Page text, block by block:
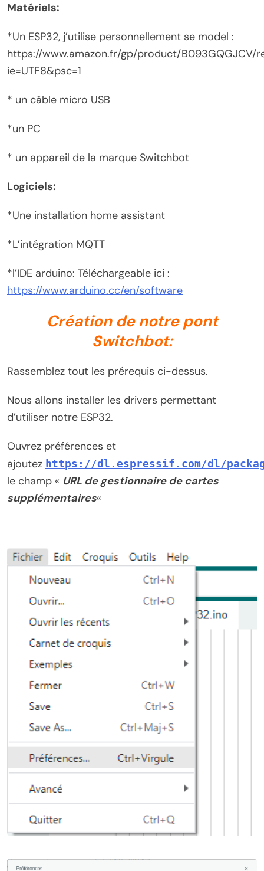
Matériels:
*Un ESP32, j’utilise personnellement se model :
https://www.amazon.fr/gp/product/
ie=UTF8&psc=1
* un câble micro USB
*un PC
* un appareil de la marque Switchbot
Logiciels:
*Une installation home assistant
*L’intégration MQTT
*l’IDE arduino: Téléchargeable ici :
https://www.arduino.cc/en/software
Création de notre pont
Switchbot:
Rassemblez tout les prérequis ci-dessus.
Nous allons installer les drivers permettant
d’utiliser notre ESP32.
Ouvrez préférences et
ajoutez https://dl.espressif.com/dl/
le champ « URL de gestionnaire de cartes
supplémentaires«